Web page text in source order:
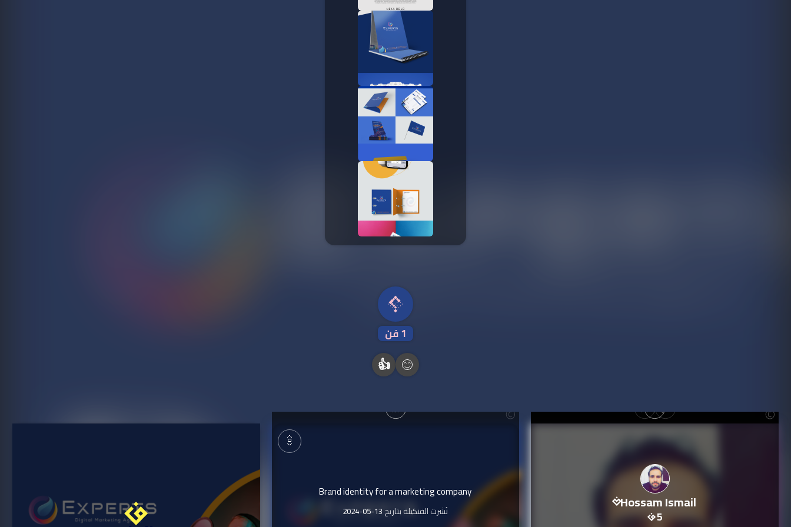
1فن
👍
Hossam Ismail
5
Brand identity for a marketing company
نُشرت الفنكيلة بتاريخ 2024-05-13
رخصة المشاع الإبداعي
نَسب المُصنَّف - غير تجاري - منع الاشتقاق